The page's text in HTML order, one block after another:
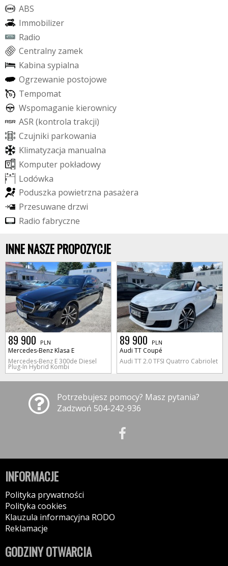
ABS
Immobilizer
Radio
Centralny zamek
Kabina sypialna
Ogrzewanie postojowe
Tempomat
Wspomaganie kierownicy
ASR(kontrola trakcji)
Czujniki parkowania
Klimatyzacja manualna
Komputer pokładowy
Lodówka
Poduszka powietrzna pasażera
Przesuwane drzwi
Radio fabryczne
INNE NASZE PROPOZYCJE
89 900 PLN
Mercedes-Benz Klasa E
Mercedes-Benz E 300de Diesel
Plug-In Hybrid Kombi
89 900 PLN
Audi TT Coupé
Audi TT 2.0 TFSI Quatrro Cabriolet
Potrzebujesz pomocy? Masz pytania?
Zadzwoń 504-242-936
INFORMACJE
Polityka prywatności
Polityka cookies
Klauzula informacyjna RODO
Reklamacje
GODZINY OTWARCIA